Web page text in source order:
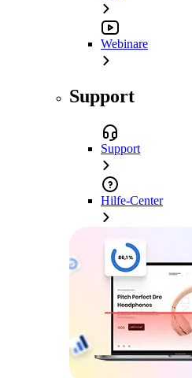
Webinare
Support
Support
Hilfe-Center